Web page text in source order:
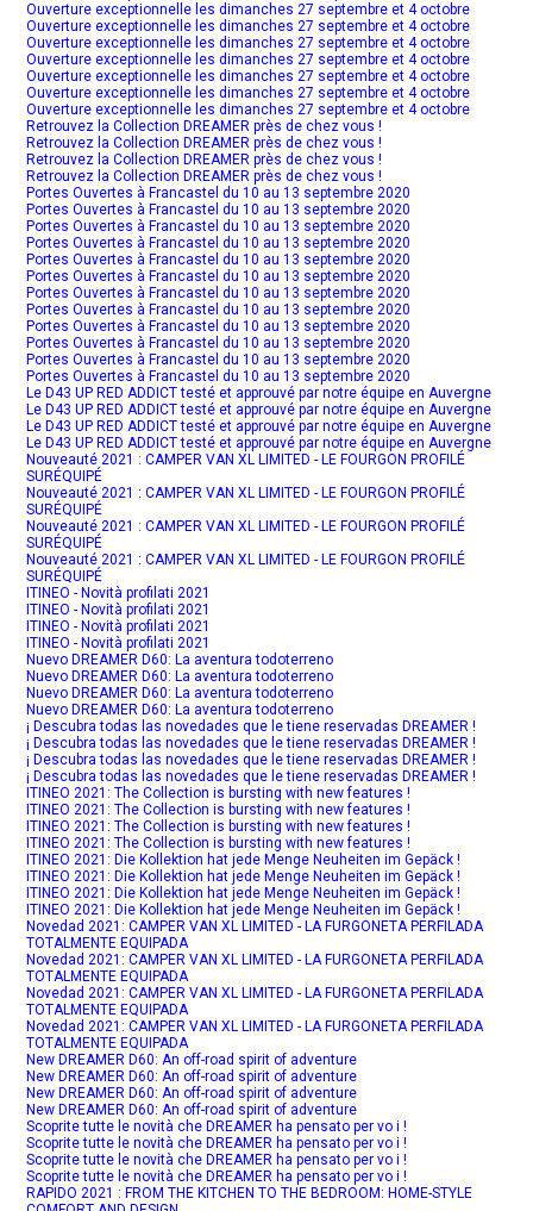
Ouverture exceptionnelle les dimanches 27 septembre et 4 octobre
Ouverture exceptionnelle les dimanches 27 septembre et 4 octobre
Ouverture exceptionnelle les dimanches 27 septembre et 4 octobre
Ouverture exceptionnelle les dimanches 27 septembre et 4 octobre
Ouverture exceptionnelle les dimanches 27 septembre et 4 octobre
Ouverture exceptionnelle les dimanches 27 septembre et 4 octobre
Ouverture exceptionnelle les dimanches 27 septembre et 4 octobre
Retrouvez la Collection DREAMER près de chez vous !
Retrouvez la Collection DREAMER près de chez vous !
Retrouvez la Collection DREAMER près de chez vous !
Retrouvez la Collection DREAMER près de chez vous !
Portes Ouvertes à Francastel du 10 au 13 septembre 2020
Portes Ouvertes à Francastel du 10 au 13 septembre 2020
Portes Ouvertes à Francastel du 10 au 13 septembre 2020
Portes Ouvertes à Francastel du 10 au 13 septembre 2020
Portes Ouvertes à Francastel du 10 au 13 septembre 2020
Portes Ouvertes à Francastel du 10 au 13 septembre 2020
Portes Ouvertes à Francastel du 10 au 13 septembre 2020
Portes Ouvertes à Francastel du 10 au 13 septembre 2020
Portes Ouvertes à Francastel du 10 au 13 septembre 2020
Portes Ouvertes à Francastel du 10 au 13 septembre 2020
Portes Ouvertes à Francastel du 10 au 13 septembre 2020
Portes Ouvertes à Francastel du 10 au 13 septembre 2020
Le D43 UP RED ADDICT testé et approuvé par notre équipe en Auvergne
Le D43 UP RED ADDICT testé et approuvé par notre équipe en Auvergne
Le D43 UP RED ADDICT testé et approuvé par notre équipe en Auvergne
Le D43 UP RED ADDICT testé et approuvé par notre équipe en Auvergne
Nouveauté 2021 : CAMPER VAN XL LIMITED - LE FOURGON PROFILÉ
SURÉQUIPÉ
Nouveauté 2021 : CAMPER VAN XL LIMITED - LE FOURGON PROFILÉ
SURÉQUIPÉ
Nouveauté 2021 : CAMPER VAN XL LIMITED - LE FOURGON PROFILÉ
SURÉQUIPÉ
Nouveauté 2021 : CAMPER VAN XL LIMITED - LE FOURGON PROFILÉ
SURÉQUIPÉ
ITINEO - Novità profilati 2021
ITINEO - Novità profilati 2021
ITINEO - Novità profilati 2021
ITINEO - Novità profilati 2021
Nuevo DREAMER D60: La aventura todoterreno
Nuevo DREAMER D60: La aventura todoterreno
Nuevo DREAMER D60: La aventura todoterreno
Nuevo DREAMER D60: La aventura todoterreno
¡ Descubra todas las novedades que le tiene reservadas DREAMER !
¡ Descubra todas las novedades que le tiene reservadas DREAMER !
¡ Descubra todas las novedades que le tiene reservadas DREAMER !
¡ Descubra todas las novedades que le tiene reservadas DREAMER !
ITINEO 2021: The Collection is bursting with new features !
ITINEO 2021: The Collection is bursting with new features !
ITINEO 2021: The Collection is bursting with new features !
ITINEO 2021: The Collection is bursting with new features !
ITINEO 2021: Die Kollektion hat jede Menge Neuheiten im Gepäck !
ITINEO 2021: Die Kollektion hat jede Menge Neuheiten im Gepäck !
ITINEO 2021: Die Kollektion hat jede Menge Neuheiten im Gepäck !
ITINEO 2021: Die Kollektion hat jede Menge Neuheiten im Gepäck !
Novedad 2021: CAMPER VAN XL LIMITED - LA FURGONETA PERFILADA
TOTALMENTE EQUIPADA
Novedad 2021: CAMPER VAN XL LIMITED - LA FURGONETA PERFILADA
TOTALMENTE EQUIPADA
Novedad 2021: CAMPER VAN XL LIMITED - LA FURGONETA PERFILADA
TOTALMENTE EQUIPADA
Novedad 2021: CAMPER VAN XL LIMITED - LA FURGONETA PERFILADA
TOTALMENTE EQUIPADA
New DREAMER D60: An off-road spirit of adventure
New DREAMER D60: An off-road spirit of adventure
New DREAMER D60: An off-road spirit of adventure
New DREAMER D60: An off-road spirit of adventure
Scoprite tutte le novità che DREAMER ha pensato per vo i !
Scoprite tutte le novità che DREAMER ha pensato per vo i !
Scoprite tutte le novità che DREAMER ha pensato per vo i !
Scoprite tutte le novità che DREAMER ha pensato per vo i !
RAPIDO 2021 : FROM THE KITCHEN TO THE BEDROOM: HOME-STYLE